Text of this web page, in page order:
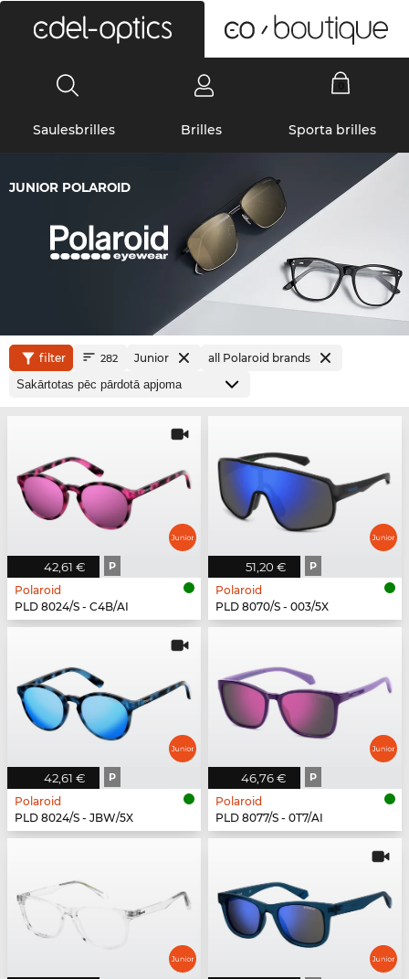
Saulesbrilles Brilles Sporta brilles
JUNIOR POLAROID
filter 282 Junior all Polaroid brands
42,61 € P
Polaroid
PLD 8024/S - C4B/AI
51,20 € P
Polaroid
PLD 8070/S - 003/5X
42,61 € P
Polaroid
PLD 8024/S - JBW/5X
46,76 € P
Polaroid
PLD 8077/S - 0T7/AI